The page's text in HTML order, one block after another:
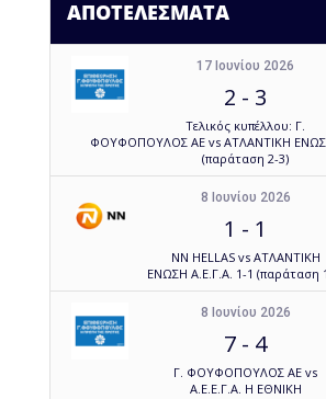
ΑΠΟΤΕΛΕΣΜΑΤΑ
17 Ιουνίου 2026
2 - 3
Τελικός κυπέλλου: Γ.
ΦΟΥΦΟΠΟΥΛΟΣ ΑΕ vs ΑΤΛΑΝΤΙΚΗ
(παράταση 2-3)
8 Ιουνίου 2026
1 - 1
NN HELLAS vs ΑΤΛΑΝΤΙΚΗ
ΕΝΩΣΗ Α.Ε.Γ.Α. 1-1 (παράταση
8 Ιουνίου 2026
7 - 4
Γ. ΦΟΥΦΟΠΟΥΛΟΣ ΑΕ vs
Α.Ε.Ε.Γ.Α. Η ΕΘΝΙΚΗ